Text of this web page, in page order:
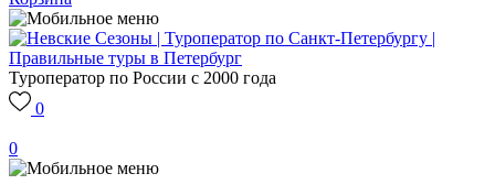
Туроператор по России с 2000 года
0
0